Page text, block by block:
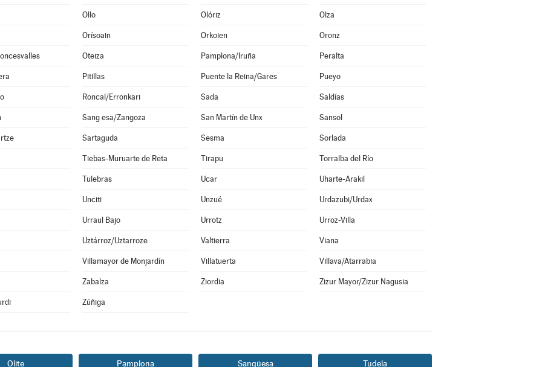
Ollo Olóriz Olza
Orísoain Orkoien Oronz
Oteiza Pamplona/Iruña Peralta
Pitillas Puente la Reina/Gares Pueyo
Roncal/Erronkari Sada Saldías
Sang esa/Zangoza San Martín de Unx Sansol
Sartaguda Sesma Sorlada
Tiebas-Muruarte de Reta Tirapu Torralba del Río
Tulebras Ucar Uharte-Arakil
Unciti Unzué Urdazubi/Urdax
Urraul Bajo Urrotz Urroz-Villa
Uztárroz/Uztarroze Valtierra Viana
Villamayor de Monjardín Villatuerta Villava/Atarrabia
Zabalza Ziordia Zizur Mayor/Zizur Nagusia
Zúñiga
Olite Pamplona Sangüesa Tudela